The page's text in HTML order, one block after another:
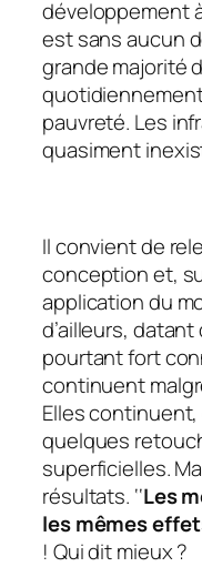
développement
est sans aucun
grande majorité
pauvreté. Les
quasiment
Il convient de
conception et,
application du
d’ailleurs, datant
pourtant fort
continuent
Elles
quelques
superficielles.
résultats. ‘‘Les
les mêmes
! Qui dit mieux ?